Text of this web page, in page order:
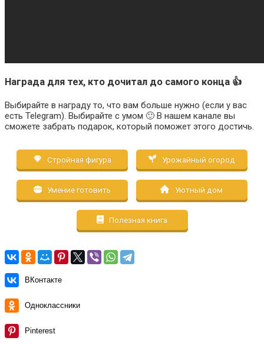
Награда для тех, кто дочитал до самого конца 👍
Выбирайте в награду то, что вам больше нужно (если у вас
есть Telegram). Выбирайте с умом 🙂 В нашем канале вы
сможете забрать подарок, который поможет этого достичь.
Стройная фигура Урожайный огород
Умение готовить Уютный дом
Полезная книга
ВКонтакте
Одноклассники
Pinterest